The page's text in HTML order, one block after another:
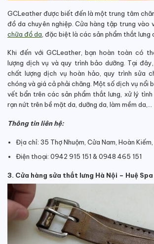
GCLeather được biết đến là một trung tâm
đồ da chuyên nghiệp. Cửa hàng tập trung vào
chữa đồ da , đặc biệt là các sản phẩm thắt lưng
Khi đến với GCLeather, bạn hoàn toàn có
lượng dịch vụ và quy trình bảo dưỡng. Tại
chất lượng dịch vụ hoàn hảo, quy trình sửa
chóng và giá cả phải chăng. Một số dịch vụ nổi
vết bẩn trên các sản phẩm thắt lưng, xử lý
rạn nứt trên bề mặt da, dưỡng da, làm mềm da,…
Thông tin liên hệ:
Địa chỉ: 35 Thợ Nhuộm, Cửa Nam, Hoàn Kiếm,
Điện thoại: 0942 915 151 & 0948 465 151
3. Cửa hàng sửa thắt lưng Hà Nội – Huệ